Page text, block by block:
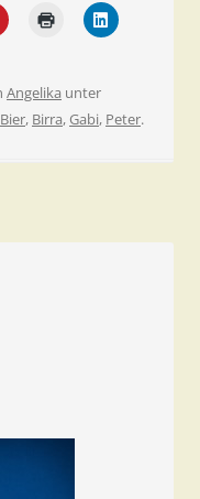
Angelika unter
Bier, Birra, Gabi, Peter.